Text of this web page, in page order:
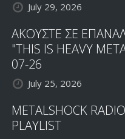
July 29, 2026
ΑΚΟΥΣΤΕ ΣΕ
"THIS IS HEAVY
07-26
July 25, 2026
METALSHOCK
PLAYLIST